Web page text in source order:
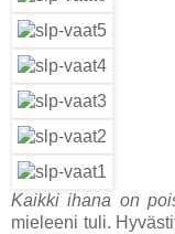
Kaikki ihana on
mieleeni tuli.